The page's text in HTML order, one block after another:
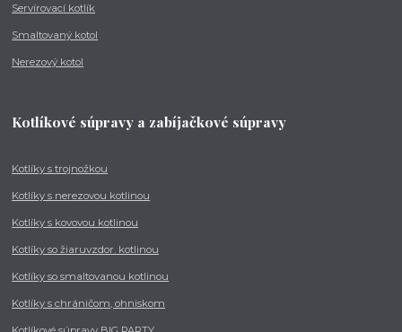
Servírovací kotlík
Smaltovaný kotol
Nerezový kotol
Kotlíkové súpravy a zabíjačkové súpravy
Kotlíky s trojnožkou
Kotlíky s nerezovou kotlinou
Kotlíky s kovovou kotlinou
Kotlíky so žiaruvzdor. kotlinou
Kotlíky so smaltovanou kotlinou
Kotlíky s chráničom, ohniskom